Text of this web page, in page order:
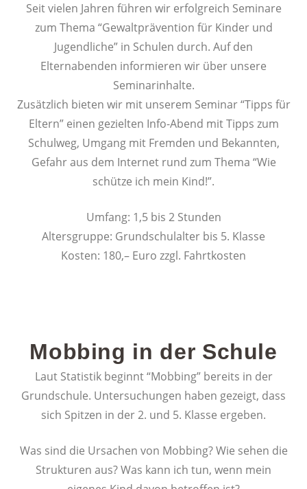
Seit vielen Jahren führen wir erfolgreich Seminare
zum Thema “Gewaltprävention für Kinder und
Jugendliche” in Schulen durch. Auf den
Elternabenden informieren wir über unsere
Seminarinhalte.
Zusätzlich bieten wir mit unserem Seminar “Tipps für
Eltern” einen gezielten Info-Abend mit Tipps zum
Schulweg, Umgang mit Fremden und Bekannten,
Gefahr aus dem Internet rund zum Thema “Wie
schütze ich mein Kind!”.
Umfang: 1,5 bis 2 Stunden
Altersgruppe: Grundschulalter bis 5. Klasse
Kosten: 180,– Euro zzgl. Fahrtkosten
Mobbing in der Schule
Laut Statistik beginnt “Mobbing” bereits in der
Grundschule. Untersuchungen haben gezeigt, dass
sich Spitzen in der 2. und 5. Klasse ergeben.
Was sind die Ursachen von Mobbing? Wie sehen die
Strukturen aus? Was kann ich tun, wenn mein